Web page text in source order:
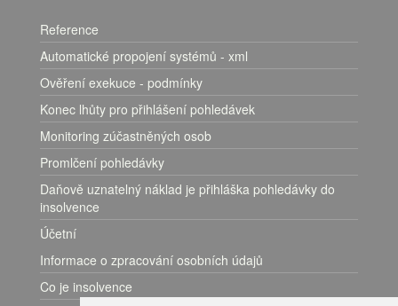
Reference
Automatické propojení systémů - xml
Ověření exekuce - podmínky
Konec lhůty pro přihlášení pohledávek
Monitoring zúčastněných osob
Promlčení pohledávky
Daňově uznatelný náklad je přihláška pohledávky do
insolvence
Účetní
Informace o zpracování osobních údajů
Co je insolvence